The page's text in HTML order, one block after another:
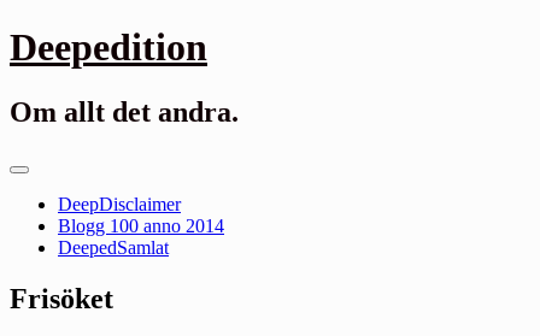
Gå
till
Deepedition
Om allt det andra.
Primär
DeepDisclaimer
Blogg 100 anno 2014
DeepedSamlat
Frisöket